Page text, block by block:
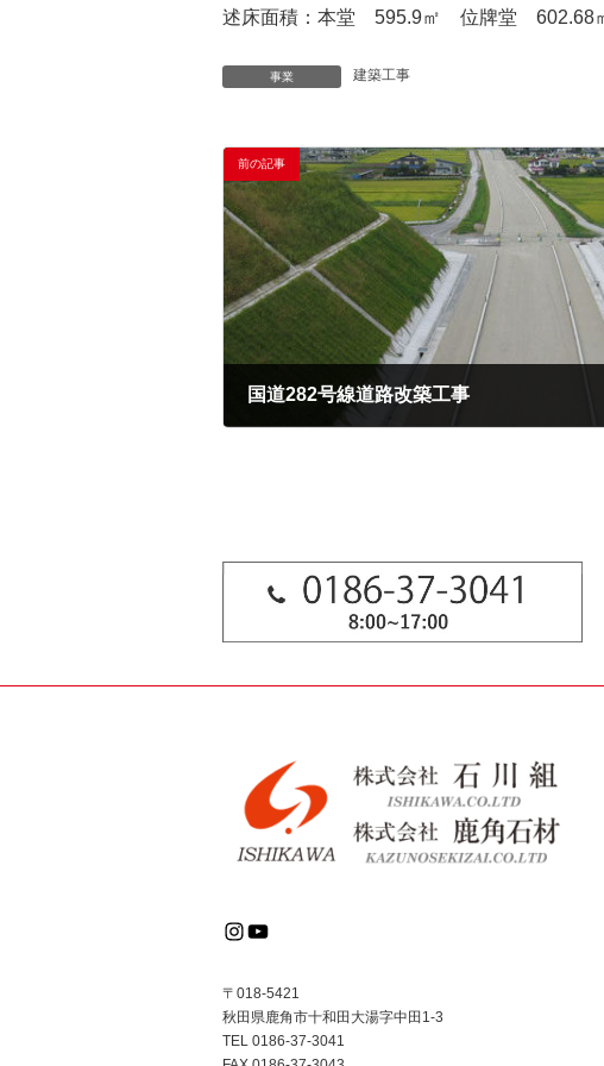
述床面積：本堂 595.9㎡ 位牌堂
事業 建築工事
前の記事
国道282号線道路改築工事
Instagram
YouTube
〒018-5421
秋田県鹿角市十和田大湯字中田1-3
TEL 0186-37-3041